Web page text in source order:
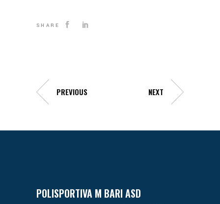
SHARE
PREVIOUS NEXT
POLISPORTIVA M BARI ASD